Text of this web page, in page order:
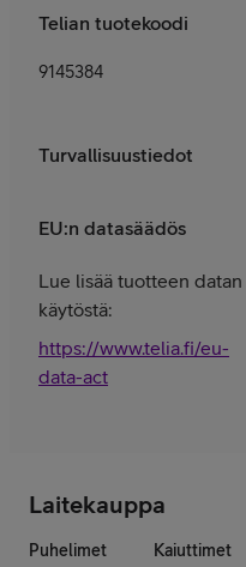
Telian tuotekoodi
9145384
Turvallisuustiedot
EU:n datasäädös
Lue lisää tuotteen datan
käytöstä:
https://www.telia.fi/eu-
data-act
Laitekauppa
Puhelimet Kaiuttimet